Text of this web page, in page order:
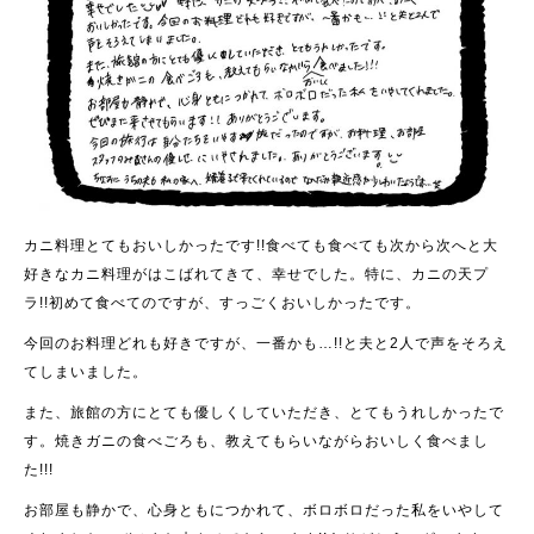
カニ料理とてもおいしかったです!!食べても食べても次から次へと大
好きなカニ料理がはこばれてきて、幸せでした。特に、カニの天プ
ラ!!初めて食べてのですが、すっごくおいしかったです。
今回のお料理どれも好きですが、一番かも…!!と夫と2人で声をそろえ
てしまいました。
また、旅館の方にとても優しくしていただき、とてもうれしかったで
す。焼きガニの食べごろも、教えてもらいながらおいしく食べまし
た!!!
お部屋も静かで、心身ともにつかれて、ボロボロだった私をいやして